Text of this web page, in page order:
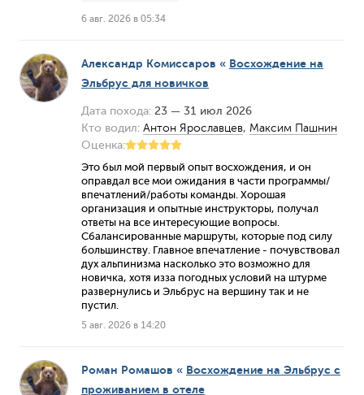
6 авг. 2026 в 05:34
Александр Комиссаров « Восхождение на
Эльбрус для новичков
Дата похода: 23 — 31 июл 2026
Кто водил: Антон Ярославцев, Максим Пашнин
Оценка:
Это был мой первый опыт восхождения, и он
оправдал все мои ожидания в части программы/
впечатлений/работы команды. Хорошая
организация и опытные инструкторы, получал
ответы на все интересующие вопросы.
Сбалансированные маршруты, которые под силу
большинству. Главное впечатление - почувствовал
дух альпинизма насколько это возможно для
новичка, хотя изза погодных условий на штурме
развернулись и Эльбрус на вершину так и не
пустил.
5 авг. 2026 в 14:20
Роман Ромашов « Восхождение на Эльбрус с
проживанием в отеле